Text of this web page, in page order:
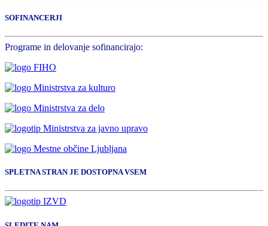
SOFINANCERJI
Programe in delovanje sofinancirajo:
SPLETNA STRAN JE DOSTOPNA VSEM